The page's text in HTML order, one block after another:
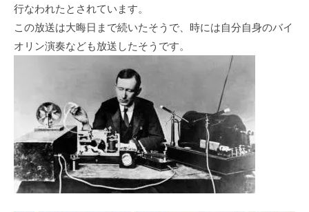
行なわれたとされています。
この放送は大晦日まで続いたそうで、時には自分自身のバイ
オリン演奏なども放送したそうです。